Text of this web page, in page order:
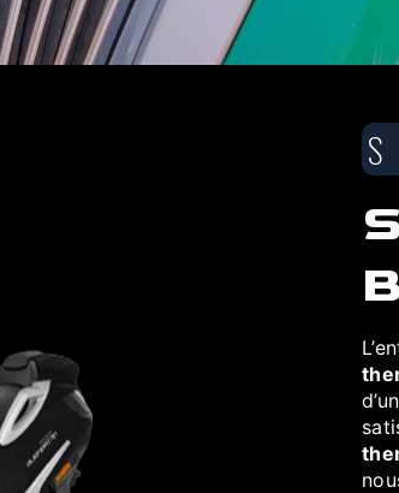
scooter thermique à